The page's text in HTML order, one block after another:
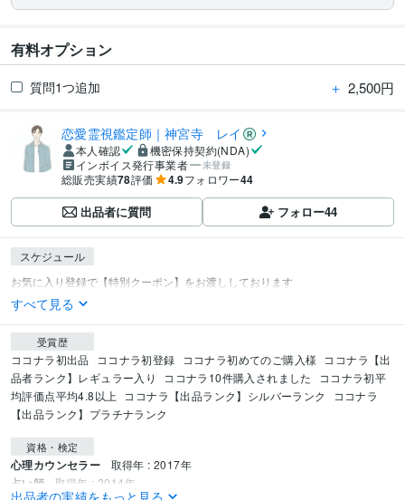
有料オプション
質問1つ追加 ＋ 2,500円
恋愛霊視鑑定師｜神宮寺 レイ
本人確認
機密保持契約(NDA)
インボイス発行事業者
未登録
総販売実績78評価 4.9フォロワー44
出品者に質問 フォロー44
スケジュール
すべて見る
受賞歴
ココナラ初出品 ココナラ初登録 ココナラ初めてのご購入様
ココナラ【出
品者ランク】レギュラー入り
ココナラ10件購入されました
ココナラ初平
均評価点平均4.8以上
ココナラ【出品ランク】シルバーランク
ココナラ
【出品ランク】プラチナランク
資格・検定
心理カウンセラー 取得年 : 2017年
占い師 取得年 : 2014年